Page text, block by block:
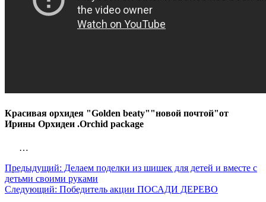
Красивая орхидея "Golden beaty""новой почтой"от
Ирины Орхидеи .Orchid package
…
Предыдущий: Делаем поделки из шишек для детей и вместе с
детьми своими руками
Следующий: Победитель акции ПОСАДИ ДЕРЕВО